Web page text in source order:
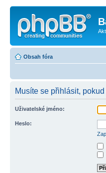
Obsah fóra
Musíte se přihlásit,
Uživatelské jméno:
Heslo: